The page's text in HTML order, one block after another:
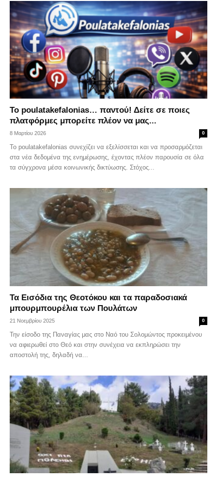
Το poulatakefalonias… παντού! Δείτε σε ποιες
πλατφόρμες μπορείτε πλέον να μας...
8 Μαρτίου 2026 0
Το poulatakefalonias συνεχίζει να εξελίσσεται και να προσαρμόζεται
στα νέα δεδομένα της ενημέρωσης, έχοντας πλέον παρουσία σε όλα
τα σύγχρονα μέσα κοινωνικής δικτύωσης. Στόχος...
Τα Εισόδια της Θεοτόκου και τα παραδοσιακά
μπουρμπουρέλια των Πουλάτων
21 Νοεμβρίου 2025 0
Την είσοδο της Παναγίας μας στο Ναό του Σολομώντος προκειμένου
να αφιερωθεί στο Θεό και στην συνέχεια να εκπληρώσει την
αποστολή της, δηλαδή να...